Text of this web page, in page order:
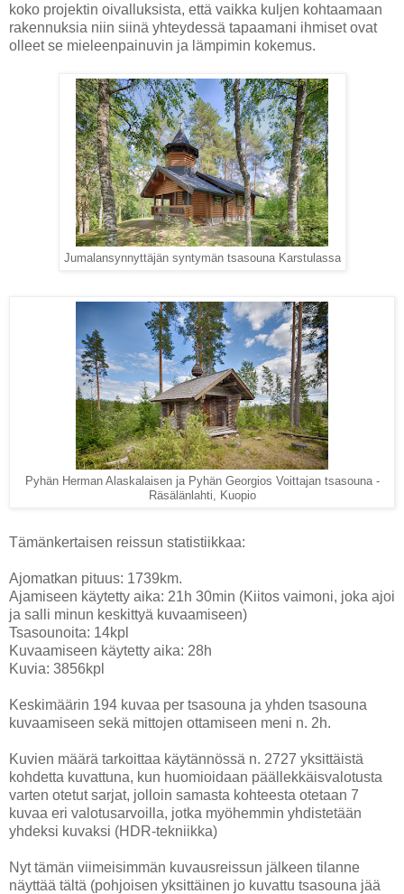
koko projektin oivalluksista, että vaikka kuljen kohtaamaan
rakennuksia niin siinä yhteydessä tapaamani ihmiset ovat
olleet se mieleenpainuvin ja lämpimin kokemus.
Jumalansynnyttäjän syntymän tsasouna Karstulassa
Pyhän Herman Alaskalaisen ja Pyhän Georgios Voittajan tsasouna -
Räsälänlahti, Kuopio
Tämänkertaisen reissun statistiikkaa:
Ajomatkan pituus: 1739km.
Ajamiseen käytetty aika: 21h 30min (Kiitos vaimoni, joka ajoi
ja salli minun keskittyä kuvaamiseen)
Tsasounoita: 14kpl
Kuvaamiseen käytetty aika: 28h
Kuvia: 3856kpl
Keskimäärin 194 kuvaa per tsasouna ja yhden tsasouna
kuvaamiseen sekä mittojen ottamiseen meni n. 2h.
Kuvien määrä tarkoittaa käytännössä n. 2727 yksittäistä
kohdetta kuvattuna, kun huomioidaan päällekkäisvalotusta
varten otetut sarjat, jolloin samasta kohteesta otetaan 7
kuvaa eri valotusarvoilla, jotka myöhemmin yhdistetään
yhdeksi kuvaksi (HDR-tekniikka)
Nyt tämän viimeisimmän kuvausreissun jälkeen tilanne
näyttää tältä (pohjoisen yksittäinen jo kuvattu tsasouna jää